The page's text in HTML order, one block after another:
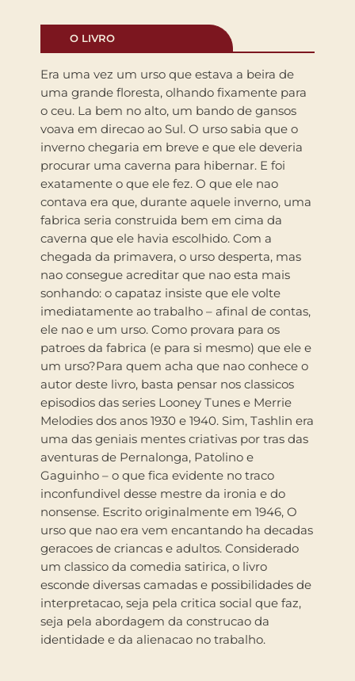
O LIVRO
Era uma vez um urso que estava a beira de
uma grande floresta, olhando fixamente para
o ceu. La bem no alto, um bando de gansos
voava em direcao ao Sul. O urso sabia que o
inverno chegaria em breve e que ele deveria
procurar uma caverna para hibernar. E foi
exatamente o que ele fez. O que ele nao
contava era que, durante aquele inverno, uma
fabrica seria construida bem em cima da
caverna que ele havia escolhido. Com a
chegada da primavera, o urso desperta, mas
nao consegue acreditar que nao esta mais
sonhando: o capataz insiste que ele volte
imediatamente ao trabalho – afinal de contas,
ele nao e um urso. Como provara para os
patroes da fabrica (e para si mesmo) que ele e
um urso?Para quem acha que nao conhece o
autor deste livro, basta pensar nos classicos
episodios das series Looney Tunes e Merrie
Melodies dos anos 1930 e 1940. Sim, Tashlin era
uma das geniais mentes criativas por tras das
aventuras de Pernalonga, Patolino e
Gaguinho – o que fica evidente no traco
inconfundivel desse mestre da ironia e do
nonsense. Escrito originalmente em 1946, O
urso que nao era vem encantando ha decadas
geracoes de criancas e adultos. Considerado
um classico da comedia satirica, o livro
esconde diversas camadas e possibilidades de
interpretacao, seja pela critica social que faz,
seja pela abordagem da construcao da
identidade e da alienacao no trabalho.